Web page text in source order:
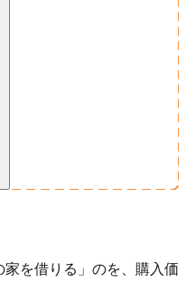
を借りる」のを、購入価